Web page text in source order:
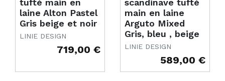
tufté main en
laine Alton Pastel
Gris beige et noir
LINIE DESIGN
719,00 €
scandinave tufté
main en laine
Arguto Mixed
Gris, bleu , beige
LINIE DESIGN
589,00 €